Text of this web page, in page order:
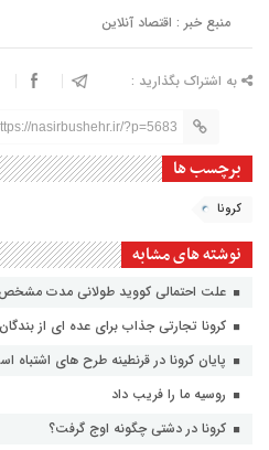
منبع خبر : اقتصاد آنلاین
به اشتراک بگذارید :
nasirbushehr.ir/?p=5683
برچسب ها
کرونا
نوشته های مشابه
علت احتمالی کووید طولانی مدت
کرونا تجارتی جذاب برای عده ای از
پایان کرونا در قرنطینه طرح های اشتباه
روسیه ما را فریب داد
کرونا در دشتی چگونه اوج گرفت؟